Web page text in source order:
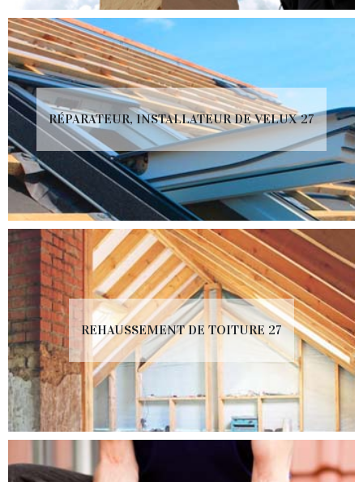
RÉPARATEUR, INSTALLATEUR DE VELUX 27
REHAUSSEMENT DE TOITURE 27